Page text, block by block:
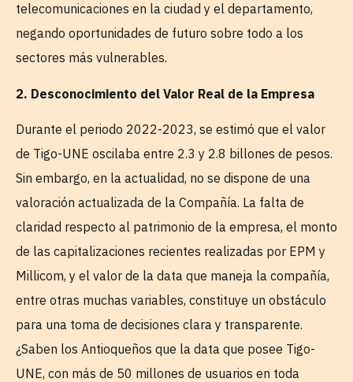
telecomunicaciones en la ciudad y el departamento,
negando oportunidades de futuro sobre todo a los
sectores más vulnerables.
2. Desconocimiento del Valor Real de la Empresa
Durante el periodo 2022-2023, se estimó que el valor
de Tigo-UNE oscilaba entre 2.3 y 2.8 billones de pesos.
Sin embargo, en la actualidad, no se dispone de una
valoración actualizada de la Compañía. La falta de
claridad respecto al patrimonio de la empresa, el monto
de las capitalizaciones recientes realizadas por EPM y
Millicom, y el valor de la data que maneja la compañía,
entre otras muchas variables, constituye un obstáculo
para una toma de decisiones clara y transparente.
¿Saben los Antioqueños que la data que posee Tigo-
UNE, con más de 50 millones de usuarios en toda